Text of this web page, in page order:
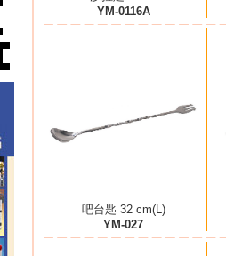
YM-0116A
吧台匙 32 cm(L)
YM-027